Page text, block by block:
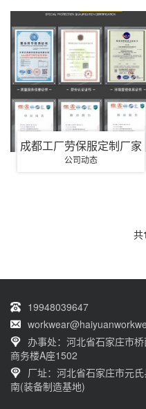
成都工厂劳保服定制厂家
公司动态
共
19948039647
办事处：河北省石家庄市
商务楼A座1502
厂址：河北省石家庄市元
南(装备制造基地)